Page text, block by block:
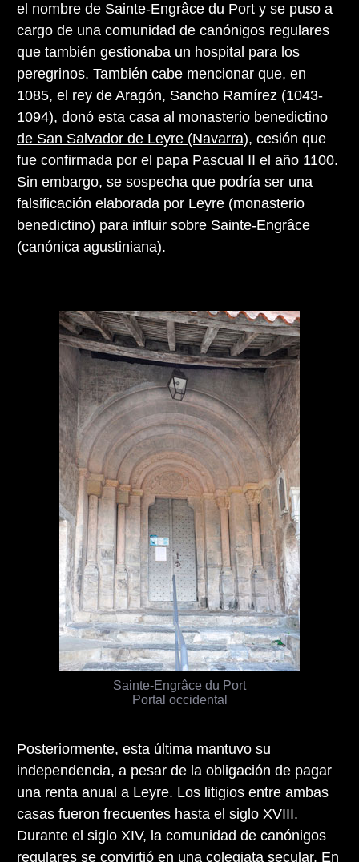
el nombre de Sainte-Engrâce du Port y se puso a
cargo de una comunidad de canónigos regulares
que también gestionaba un hospital para los
peregrinos. También cabe mencionar que, en
1085, el rey de Aragón, Sancho Ramírez (1043-
1094), donó esta casa al monasterio benedictino
de San Salvador de Leyre (Navarra), cesión que
fue confirmada por el papa Pascual II el año 1100.
Sin embargo, se sospecha que podría ser una
falsificación elaborada por Leyre (monasterio
benedictino) para influir sobre Sainte-Engrâce
(canónica agustiniana).
Posteriormente, esta última mantuvo su
independencia, a pesar de la obligación de pagar
una renta anual a Leyre. Los litigios entre ambas
casas fueron frecuentes hasta el siglo XVIII.
Durante el siglo XIV, la comunidad de canónigos
regulares se convirtió en una colegiata secular. En
Sainte-Engrâce du Port
Portal occidental